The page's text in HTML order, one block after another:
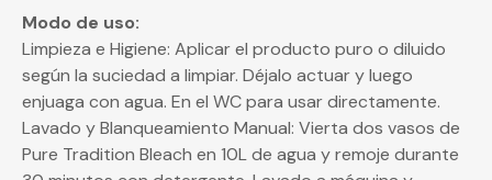
Modo de uso:
Limpieza e Higiene: Aplicar el producto puro o diluido
según la suciedad a limpiar. Déjalo actuar y luego
enjuaga con agua. En el WC para usar directamente.
Lavado y Blanqueamiento Manual: Vierta dos vasos de
Pure Tradition Bleach en 10L de agua y remoje durante